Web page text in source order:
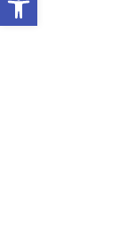
Ouvrir la barre d’outils